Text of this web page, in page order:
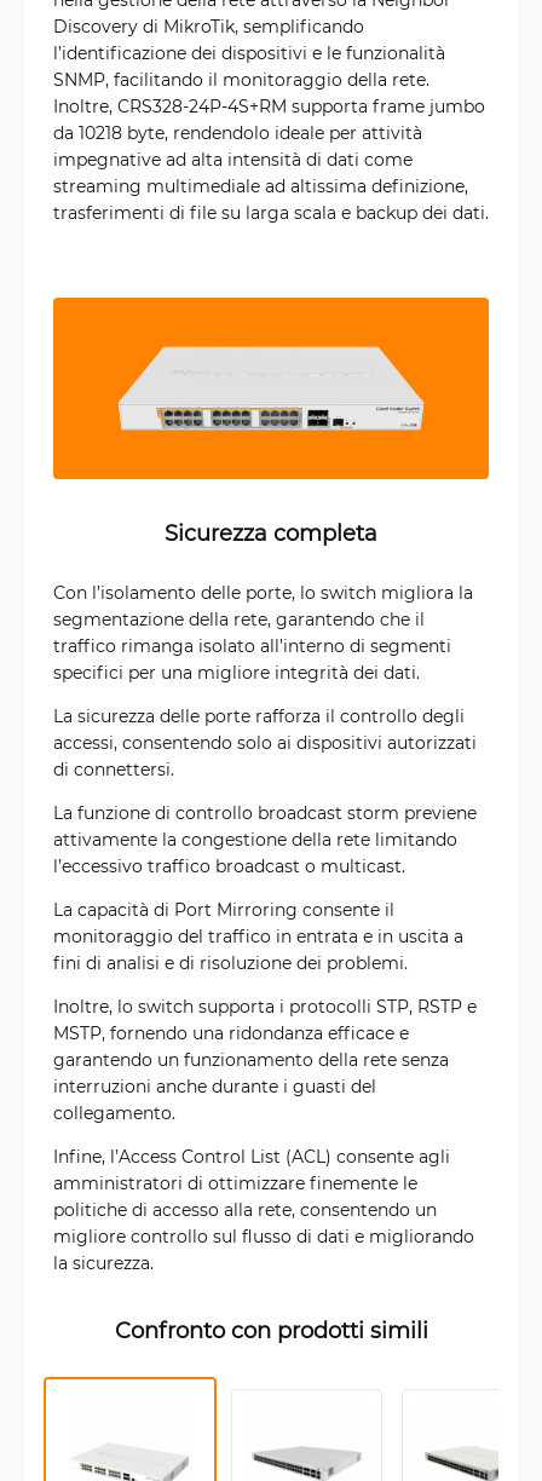
Discovery di MikroTik, semplificando
l’identificazione dei dispositivi e le funzionalità
SNMP, facilitando il monitoraggio della rete.
Inoltre, CRS328-24P-4S+RM supporta frame jumbo
da 10218 byte, rendendolo ideale per attività
impegnative ad alta intensità di dati come
streaming multimediale ad altissima definizione,
trasferimenti di file su larga scala e backup dei dati.
Sicurezza completa
Con l’isolamento delle porte, lo switch migliora la
segmentazione della rete, garantendo che il
traffico rimanga isolato all’interno di segmenti
specifici per una migliore integrità dei dati.
La sicurezza delle porte rafforza il controllo degli
accessi, consentendo solo ai dispositivi autorizzati
di connettersi.
La funzione di controllo broadcast storm previene
attivamente la congestione della rete limitando
l’eccessivo traffico broadcast o multicast.
La capacità di Port Mirroring consente il
monitoraggio del traffico in entrata e in uscita a
fini di analisi e di risoluzione dei problemi.
Inoltre, lo switch supporta i protocolli STP, RSTP e
MSTP, fornendo una ridondanza efficace e
garantendo un funzionamento della rete senza
interruzioni anche durante i guasti del
collegamento.
Infine, l’Access Control List (ACL) consente agli
amministratori di ottimizzare finemente le
politiche di accesso alla rete, consentendo un
migliore controllo sul flusso di dati e migliorando
la sicurezza.
Confronto con prodotti simili